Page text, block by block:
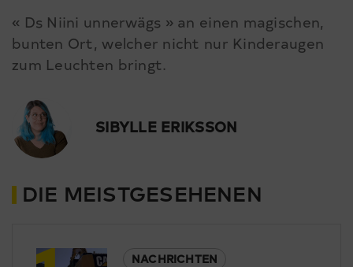
« Ds Niini unnerwägs » an einen magischen,
bunten Ort, welcher nicht nur Kinderaugen
zum Leuchten bringt.
SIBYLLE ERIKSSON
DIE MEISTGESEHENEN
NACHRICHTEN